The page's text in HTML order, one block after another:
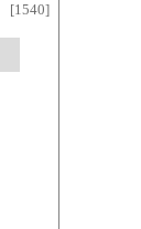
[1540]